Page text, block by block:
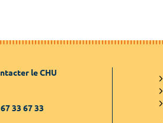
le CHU
33 67 33